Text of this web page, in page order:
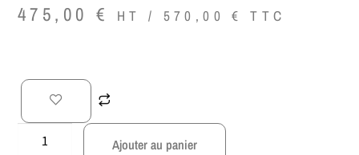
475,00 € HT / 570,00€ TTC
Ajouter au panier